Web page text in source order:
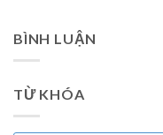
BÌNH LUẬN
TỪ KHÓA